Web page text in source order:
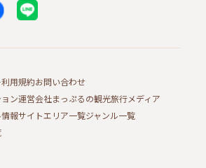
利用規約お問い合わせ
ン運営会社まっぷるの観光旅行メディア
報サイトエリア一覧ジャンル一覧